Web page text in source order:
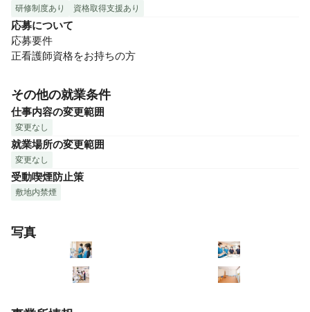
研修制度あり 資格取得支援あり
応募について
応募要件
正看護師資格をお持ちの方
その他の就業条件
仕事内容の変更範囲
変更なし
就業場所の変更範囲
変更なし
受動喫煙防止策
敷地内禁煙
写真